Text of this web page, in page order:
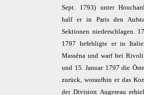
Sept. 1793) unter
half er in Paris den
Sektionen niederschlagen.
1797 befehligte er in
Masséna und warf bei
und 15. Januar 1797 die
zurück, woraufhin er das
der Division Augereau